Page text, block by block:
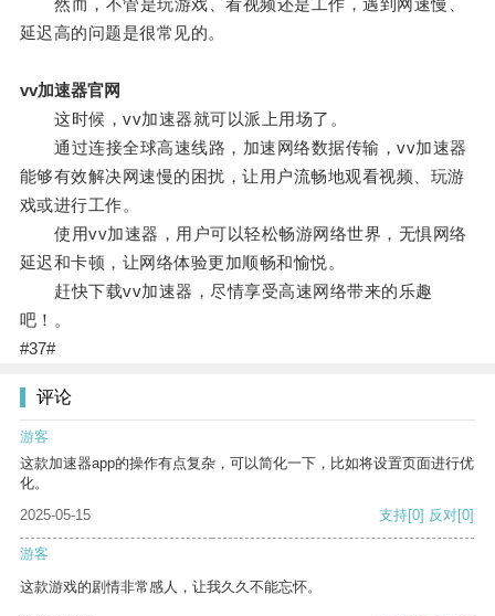
然而，不管是玩游戏、看视频还是工作，遇到网速慢、
延迟高的问题是很常见的。
vv加速器官网
这时候，vv加速器就可以派上用场了。
通过连接全球高速线路，加速网络数据传输，vv加速器
能够有效解决网速慢的困扰，让用户流畅地观看视频、玩游
戏或进行工作。
使用vv加速器，用户可以轻松畅游网络世界，无惧网络
延迟和卡顿，让网络体验更加顺畅和愉悦。
赶快下载vv加速器，尽情享受高速网络带来的乐趣
吧！。
#37#
评论
游客
这款加速器app的操作有点复杂，可以简化一下，比如将设置页面进行优
化。
2025-05-15
支持[0] 反对[0]
游客
这款游戏的剧情非常感人，让我久久不能忘怀。